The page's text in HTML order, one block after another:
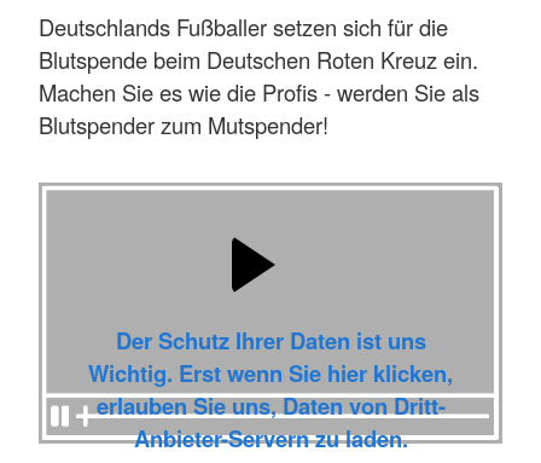
Deutschlands Fußballer setzen sich für die
Blutspende beim Deutschen Roten Kreuz ein.
Machen Sie es wie die Profis - werden Sie als
Blutspender zum Mutspender!
Der Schutz Ihrer Daten ist uns
Wichtig. Erst wenn Sie hier klicken,
erlauben Sie uns, Daten von Dritt-
Anbieter-Servern zu laden.